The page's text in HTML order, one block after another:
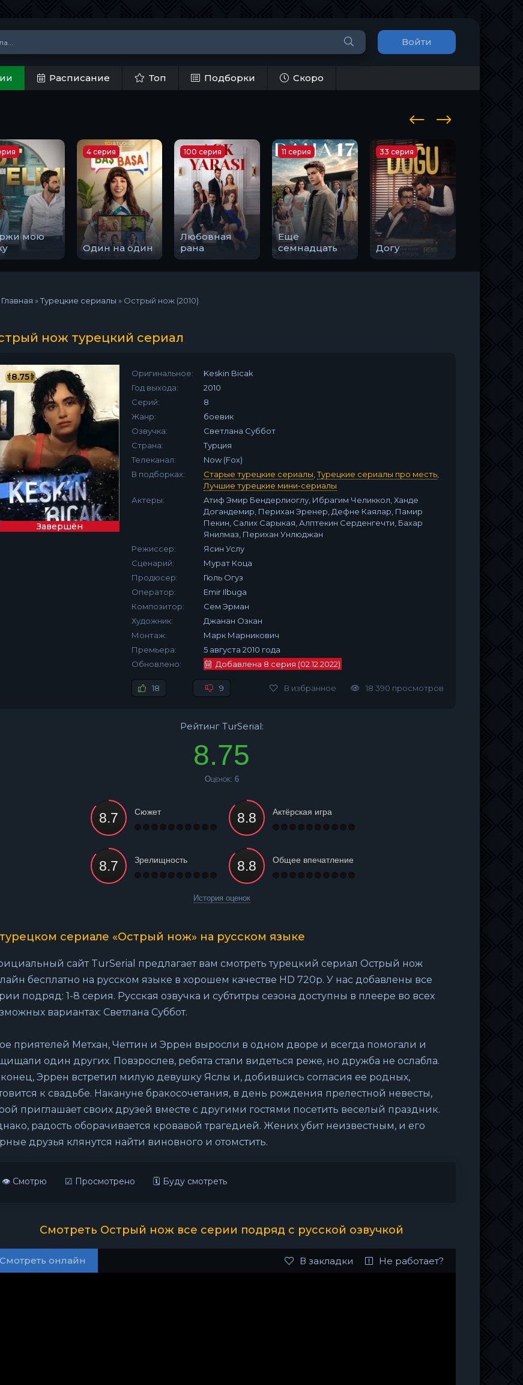
Войти
Расписание Топ Подборки Скоро
мою
Один на один
4 серия
Любовная
рана
100 серия
Ещё
семнадцать
11 серия
Догу
33 серия
Главная »Турецкие сериалы » Острый нож (2010)
нож турецкий сериал
8.75
Завершён
Оригинальное:
Keskin Bicak
Год выхода:
2010
Серий:
8
Жанр:
боевик
Озвучка:
Светлана Суббот
Страна:
Турция
Телеканал:
Now (Fox)
В подборках:
Старые турецкие сериалы ,Турецкие сериалы про месть
Лучшие турецкие мини-сериалы
Актеры:
Атиф Эмир Бендерлиоглу, Ибрагим Челиккол, Ханде
Догандемир, Перихан Эренер, Дефне Каялар, Памир
Пекин, Салих Сарыкая, Алптекин Серденгечти, Бахар
Янилмаз, Перихан Унлюджан
Режиссер:
Ясин Услу
Сценарий:
Мурат Коца
Продюсер:
Гюль Огуз
Оператор:
Emir Ilbuga
Композитор:
Сем Эрман
Художник:
Джанан Озкан
Монтаж:
Марк Марникович
Премьера:
5 августа 2010 года
Обновлено:
Добавлена 8 серия (02.12.2022)
18 9 В избранное 18 390 просмотров
Рейтинг TurSerial:
8.75
Оценок: 6
Сюжет Актёрская игра
Зрелищность Общее впечатление
История оценок
сериале «Острый нож» на русском языке
сайт TurSerial предлагает вам смотреть турецкий сериал Острый нож
бесплатно на русском языке в хорошем качестве HD 720p. У нас добавлены все
подряд: 1-8 серия. Русская озвучка и субтитры сезона доступны в плеере во всех
вариантах: Светлана Суббот.
приятелей Метхан, Четтин и Эррен выросли в одном дворе и всегда помогали и
один других. Повзрослев, ребята стали видеться реже, но дружба не ослабла.
Эррен встретил милую девушку Яслы и, добившись согласия ее родных,
к свадьбе. Накануне бракосочетания, в день рождения прелестной невесты,
приглашает своих друзей вместе с другими гостями посетить веселый праздник.
радость оборачивается кровавой трагедией. Жених убит неизвестным, и его
друзья клянутся найти виновного и отомстить.
👁 Смотрю ☑ Просмотрено 🗓 Буду смотреть
Смотреть Острый нож все серии подряд с русской озвучкой
Смотреть онлайн В закладки Не работает?